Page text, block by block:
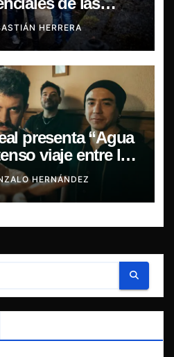
HERRERA
presenta “Agua
viaje entre la
HERNÁNDEZ